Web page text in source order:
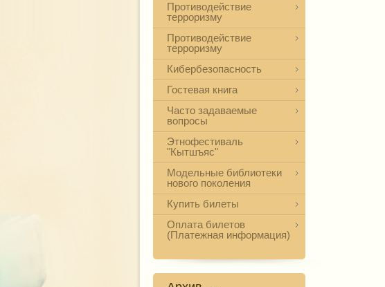
Противодействие
терроризму
Противодействие
терроризму
Кибербезопасность
Гостевая книга
Часто задаваемые
вопросы
Этнофестиваль
"Кытшъяс"
Модельные библиотеки
нового поколения
Купить билеты
Оплата билетов
(Платежная информация)